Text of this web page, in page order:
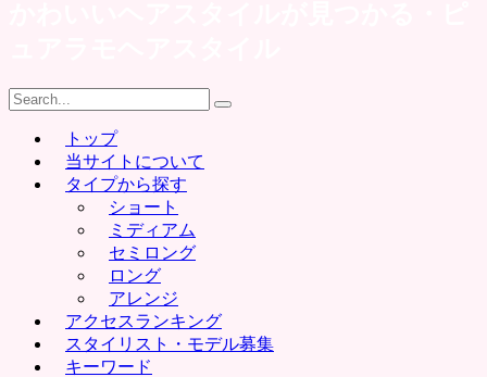
Search
for:
トップ
当サイトについて
タイプから探す
ショート
ミディアム
セミロング
ロング
アレンジ
アクセスランキング
スタイリスト・モデル募集
キーワード